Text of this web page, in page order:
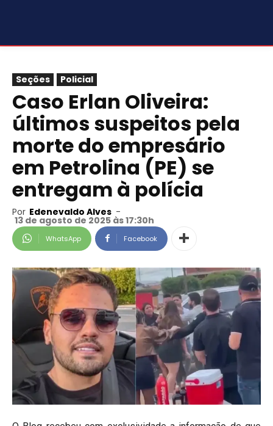
Seções Policial
Caso Erlan Oliveira:
últimos suspeitos pela
morte do empresário
em Petrolina (PE) se
entregam à polícia
Por Edenevaldo Alves -
13 de agosto de 2025 às 17:30h
WhatsApp Facebook